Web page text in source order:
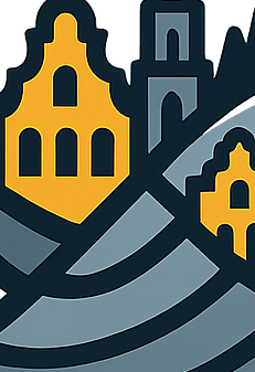
beleid?
zetel gelegen te
87, Bus 3 met
is de
Voor alle
je terecht op het
op het emailadres